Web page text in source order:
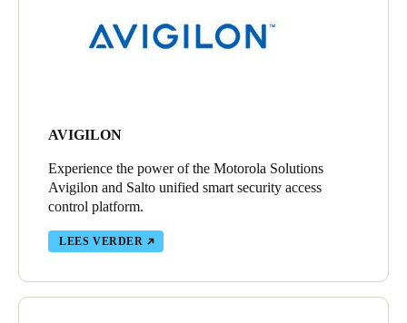
AVIGILON
Experience the power of the Motorola Solutions
Avigilon and Salto unified smart security access
control platform.
LEES VERDER